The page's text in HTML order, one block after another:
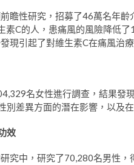
瞻性研究，招募了46萬名年
素C的人，患痛風的風險降低
現引起了對維生素C在痛風治
名女性進行調查，結果發
別差異方面的潛在影響，以及
效
究中，研究了70,280名男性